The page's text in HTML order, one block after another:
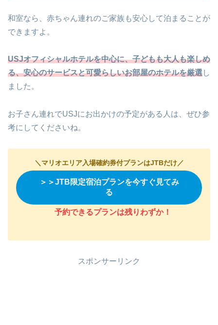
和室なら、赤ちゃん連れのご家族も安心して泊まることが
できますよ。
USJオフィシャルホテルを中心に、子どもも大人も楽しめ
る、安心のサービスと可愛らしいお部屋のホテルを厳選し
ました。
お子さん連れでUSJにお出かけの予定がある人は、ぜひ参
考にしてくださいね。
＼マリオエリア入場確約券付プランはJTBだけ／
＞＞JTB限定宿泊プランを今すぐ見てみ
る
予約できるプランは残りわずか！
スポンサーリンク